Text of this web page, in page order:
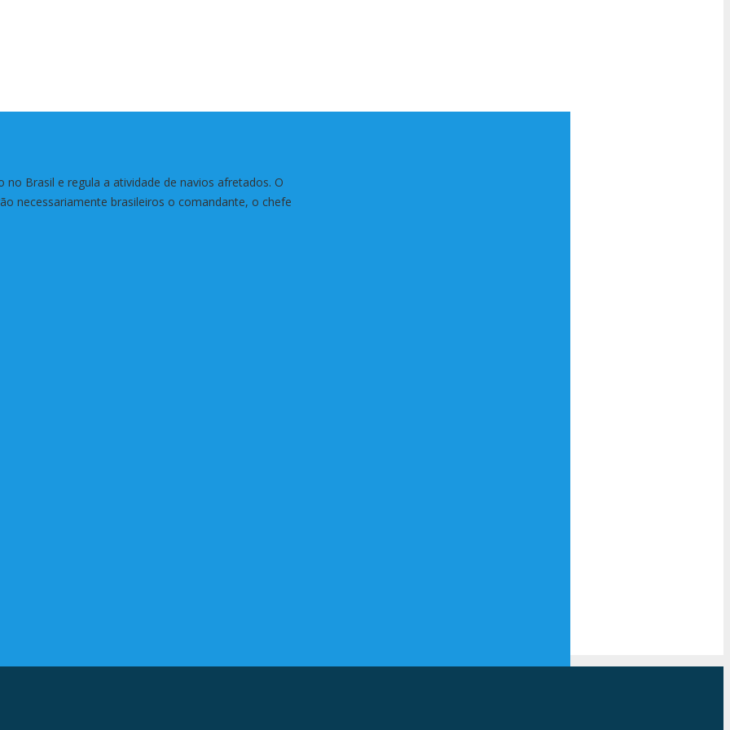
Brasil e regula a atividade de navios afretados. O
necessariamente brasileiros o comandante, o chefe